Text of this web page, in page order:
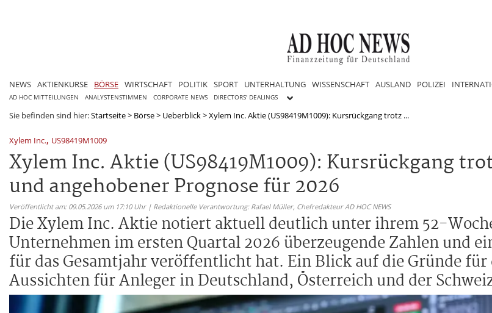
NEWS AKTIENKURSE BÖRSE WIRTSCHAFT POLITIK SPORT UNTERHALTUNG WISSENSCHAFT AUSLAND POLIZEI
AD HOC MITTEILUNGEN ANALYSTENSTIMMEN CORPORATE NEWS DIRECTORS' DEALINGS
Sie befinden sind hier:Startseite> Börse> Ueberblick>Xylem Inc. Aktie (US98419M1009): Kursrückgang trotz ...
Xylem Inc., US98419M1009
Xylem Inc. Aktie (US98419M1009): Kursrückgang
und angehobener Prognose für 2026
Veröffentlicht am: 09.05.2026 um 17:10 Uhr | Redaktionelle Verantwortung: Rafael Müller, Chefredakteur AD HOC NEWS
Die Xylem Inc. Aktie notiert aktuell deutlich unter ihrem 52-
Unternehmen im ersten Quartal 2026 überzeugende Zahlen und
für das Gesamtjahr veröffentlicht hat. Ein Blick auf die Gründe
Aussichten für Anleger in Deutschland, Österreich und der